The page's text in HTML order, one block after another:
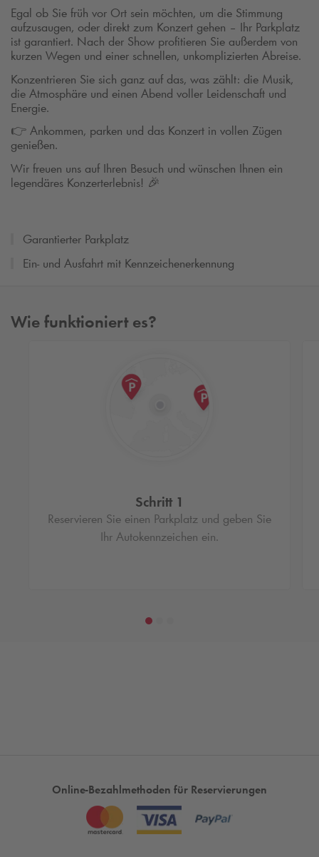
Egal ob Sie früh vor Ort sein möchten, um die Stimmung
aufzusaugen, oder direkt zum Konzert gehen – Ihr Parkplatz
ist garantiert. Nach der Show profitieren Sie außerdem von
kurzen Wegen und einer schnellen, unkomplizierten Abreise.
Konzentrieren Sie sich ganz auf das, was zählt: die Musik,
die Atmosphäre und einen Abend voller Leidenschaft und
Energie.
👉 Ankommen, parken und das Konzert in vollen Zügen
genießen.
Wir freuen uns auf Ihren Besuch und wünschen Ihnen ein
legendäres Konzerterlebnis! 🎉
Garantierter Parkplatz
Ein- und Ausfahrt mit Kennzeichenerkennung
Wie funktioniert es?
Schritt 1
Reservieren Sie einen Parkplatz und geben Sie
Ihr Autokennzeichen ein.
Online-Bezahlmethoden für Reservierungen